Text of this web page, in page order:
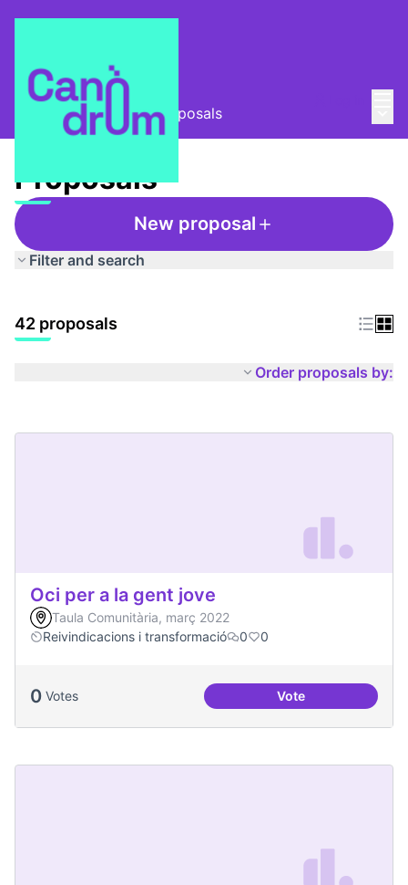
Taula Comunitària / Proposals
Proposals
New proposal
Filter and search
42 proposals
Order proposals by:
Oci per a la gent jove
Taula Comunitària, març 2022
Reivindicacions i transformació
0 0
0 Votes VoteOci per a la gent